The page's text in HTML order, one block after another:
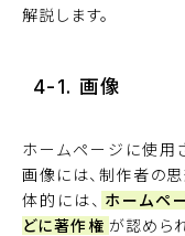
解説します。
4-1. 画像
ホームページに使用
画像には、制作者の
体的には、 ホームペ
どに著作権 が認めら